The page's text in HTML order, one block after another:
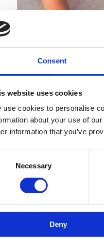
Consent
website uses cookies
use cookies to personalise
about your use of
information that you’ve
Necessary
Deny